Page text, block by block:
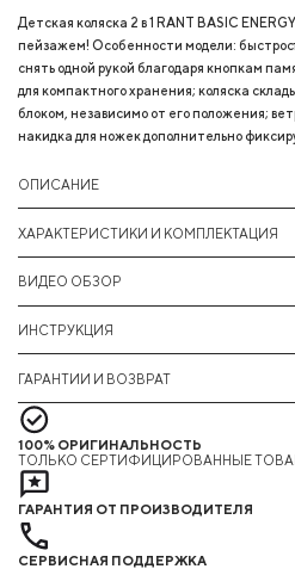
Детская коляска 2 в 1 RANT BASIC
пейзажем! Особенности модели:
снять одной рукой благодаря кнопкам
для компактного хранения; коляска
блоком, независимо от его положения;
накидка для ножек дополнительно
ОПИСАНИЕ
ХАРАКТЕРИСТИКИ И КОМПЛЕКТАЦИЯ
ВИДЕО ОБЗОР
ИНСТРУКЦИЯ
ГАРАНТИИ И ВОЗВРАТ
100% ОРИГИНАЛЬНОСТЬ
ТОЛЬКО СЕРТИФИЦИРОВАННЫЕ
ГАРАНТИЯ ОТ ПРОИЗВОДИТЕЛЯ
СЕРВИСНАЯ ПОДДЕРЖКА